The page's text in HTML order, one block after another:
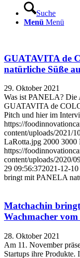
Suche
Menü Menü
GUATAVITA de
natürliche Süße
29. Oktober 2021
Was ist PANELA? Die
GUATAVITA de
Pitch und hier im
https://
content/uploads/2021/
LaRotta.jpg 2000 3000
https://
content/uploads/2020/
29 09:56:372021-12-
bringt mit PANELA
Matchachin
Wachmacher vom
28. Oktober 2021
Am 11. November
Startups ihre Produkte.